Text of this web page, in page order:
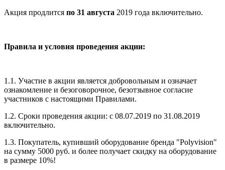
Акция продлится по 31 августа 2019 года включительно.
Правила и условия проведения акции:
1.1. Участие в акции является добровольным и означает
ознакомление и безоговорочное, безотзывное согласие
участников с настоящими Правилами.
1.2. Сроки проведения акции: с 08.07.2019 по 31.08.2019
включительно.
1.3. Покупатель, купивший оборудование бренда "Polyvision"
на сумму 5000 руб. и более получает скидку на оборудование
в размере 10%!